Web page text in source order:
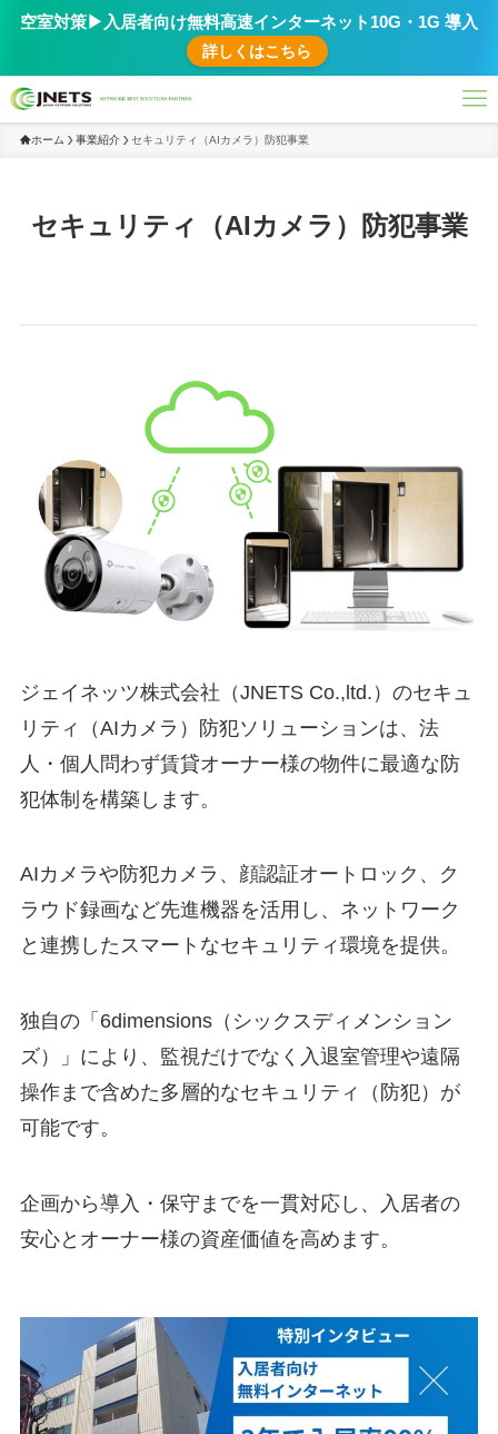
空室対策▶︎入居者向け無料高速インターネット10G・1G 導入
詳しくはこちら
ホーム 事業紹介 セキュリティ（AIカメラ）防犯事業
セキュリティ（AIカメラ）防犯事業
ジェイネッツ株式会社（JNETS Co.,ltd.）のセキュ
リティ（AIカメラ）防犯ソリューションは、法
人・個人問わず賃貸オーナー様の物件に最適な防
犯体制を構築します。
AIカメラや防犯カメラ、顔認証オートロック、ク
ラウド録画など先進機器を活用し、ネットワーク
と連携したスマートなセキュリティ環境を提供。
独自の「6dimensions（シックスディメンション
ズ）」により、監視だけでなく入退室管理や遠隔
操作まで含めた多層的なセキュリティ（防犯）が
可能です。
企画から導入・保守までを一貫対応し、入居者の
安心とオーナー様の資産価値を高めます。